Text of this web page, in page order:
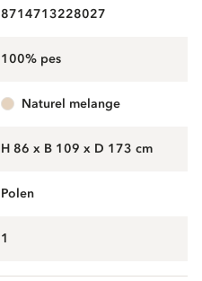
8714713228027
100% pes
naturel melange
H 86 x B 109 x D 173 cm
Polen
1